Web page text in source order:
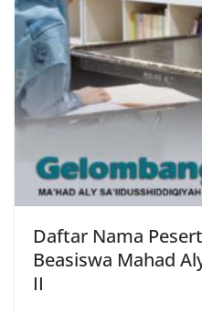
Daftar Nama
Beasiswa Mahad
II